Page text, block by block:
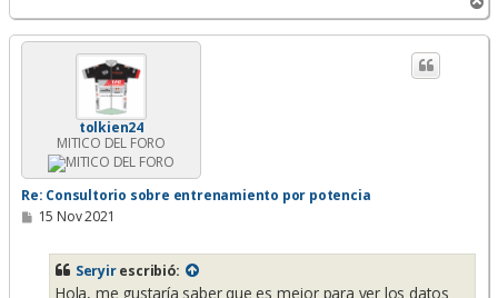
r
r
tolkien24
MITICO DEL FORO
Re: Consultorio sobre entrenamiento por potencia
M15 Nov 2021
Seryirescribió:
Hola, me gustaría saber que es mejor para ver los datos